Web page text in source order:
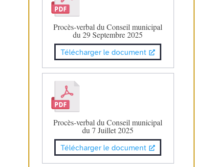
Procès-verbal du Conseil municipal
du 29 Septembre 2025
Télécharger le document
Procès-verbal du Conseil municipal
du 7 Juillet 2025
Télécharger le document